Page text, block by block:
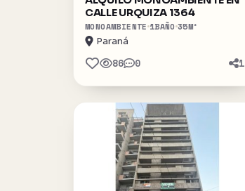
CALLE URQUIZA 1364
MONOAMBIENTE 1BAÑO 35M²
Paraná
86 0 1